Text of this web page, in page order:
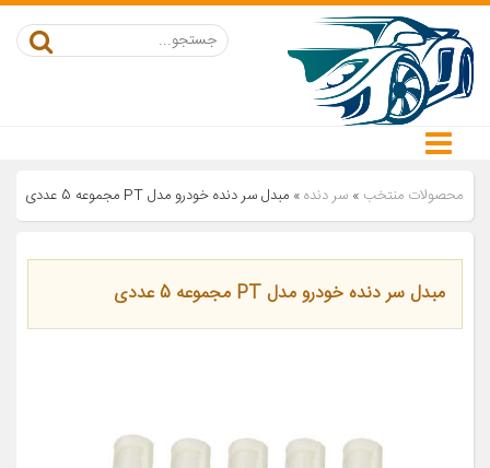
محصولات منتخب » سر دنده» مبدل سر دنده خودرو مدل PT مجموعه 5 عددی
مبدل سر دنده خودرو مدل PT مجموعه 5 عددی